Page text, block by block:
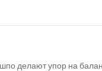
делают упор на